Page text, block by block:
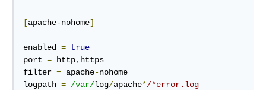
[apache-nohome]
enabled = true
port = http, https
filter = apache-nohome
logpath = /var/log/apache*/*error.log